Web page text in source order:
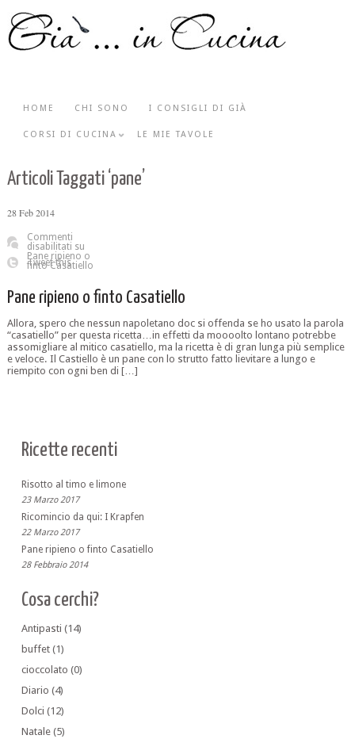
HOME CHI SONO I CONSIGLI DI GIÀ
CORSI DI CUCINA LE MIE TAVOLE
Articoli Taggati ‘pane’
28Feb2014
Commenti
disabilitati su
Pane ripieno o
finto Casatiello
Tweet this
Pane ripieno o finto Casatiello
Allora, spero che nessun napoletano doc si offenda se ho usato la parola
“casatiello” per questa ricetta…in effetti da moooolto lontano potrebbe
assomigliare al mitico casatiello, ma la ricetta è di gran lunga più semplice
e veloce. Il Castiello è un pane con lo strutto fatto lievitare a lungo e
riempito con ogni ben di […]
Ricette recenti
Risotto al timo e limone
23 Marzo 2017
Ricomincio da qui: I Krapfen
22 Marzo 2017
Pane ripieno o finto Casatiello
28 Febbraio 2014
Cosa cerchi?
Antipasti (14)
buffet(1)
cioccolato (0)
Diario (4)
Dolci (12)
Natale(5)